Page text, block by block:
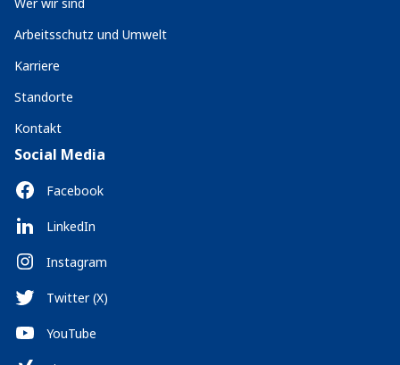
Arbeitsschutz und Umwelt
Karriere
Standorte
Kontakt
Social Media
Facebook
LinkedIn
Instagram
Twitter (X)
YouTube